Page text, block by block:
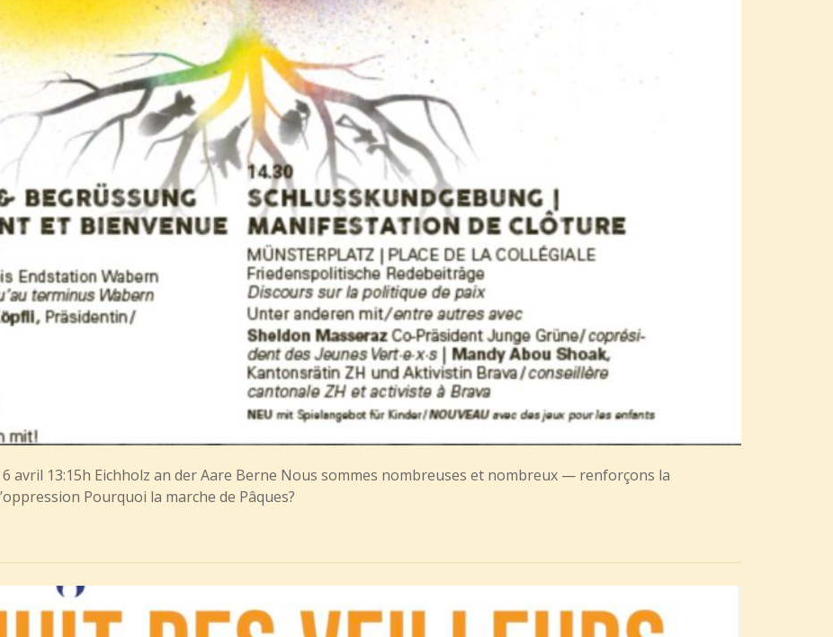
avril 13:15h Eichholz an der Aare Berne Nous sommes nombreuses et nombreux — renforçons la
Pourquoi la marche de Pâques?